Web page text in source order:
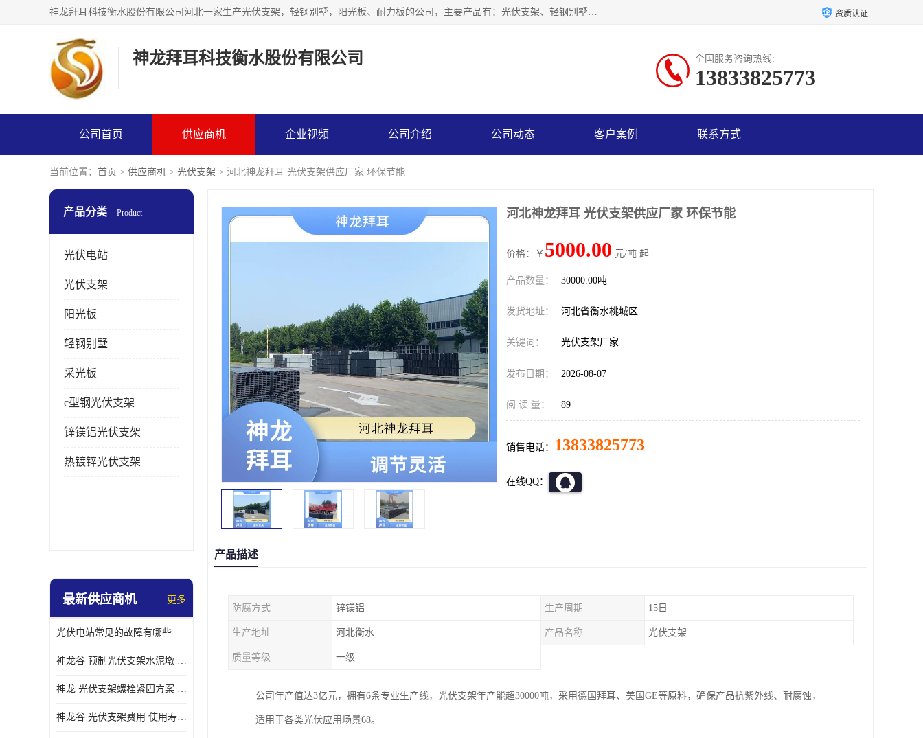
神龙拜耳科技衡水股份有限公司河北一家生产光伏支架，轻钢别墅，阳光板、耐力板的公司，主要产品有：光伏支架、轻钢别墅、阳光板、耐力板、采光板等，公司参与制定了多项标准。 资质认证
神龙拜耳科技衡水股份有限公司 全国服务咨询热线:
13833825773
公司首页 供应商机 企业视频 公司介绍 公司动态 客户案例 联系方式
当前位置： 首页 > 供应商机 > 光伏支架 > 河北神龙拜耳 光伏支架供应厂家 环保节能
产品分类 Product
光伏电站
光伏支架
阳光板
轻钢别墅
采光板
c型钢光伏支架
锌镁铝光伏支架
热镀锌光伏支架
最新供应商机 更多
光伏电站常见的故障有哪些
神龙谷 预制光伏支架水泥墩 抗震性能优
神龙 光伏支架螺栓紧固方案 土地利用率高
神龙谷 光伏支架费用 使用寿命长
河北神龙拜耳 光伏支架供应厂家 环保节能
价格：￥ 5000.00 元/吨 起
产品数量： 30000.00吨
发货地址： 河北省衡水桃城区
关键词： 光伏支架厂家
发布日期： 2026-08-07
阅 读 量： 89
销售电话： 13833825773
在线QQ：
产品描述
防腐方式 锌镁铝 生产周期 15日
生产地址 河北衡水 产品名称 光伏支架
质量等级 一级
公司年产值达3亿元，拥有6条专业生产线，光伏支架年产能超30000吨，采用德国拜耳、美国GE等原料，确保产品抗紫外线、耐腐蚀，
适用于各类光伏应用场景68。